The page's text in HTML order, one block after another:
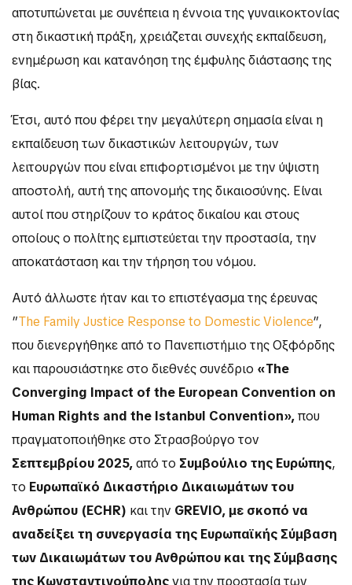
αποτυπώνεται με συνέπεια η έννοια της γυναικοκτονίας
στη δικαστική πράξη, χρειάζεται συνεχής εκπαίδευση,
ενημέρωση και κατανόηση της έμφυλης διάστασης της
βίας.
Έτσι, αυτό που φέρει την μεγαλύτερη σημασία είναι η
εκπαίδευση των δικαστικών λειτουργών, των
λειτουργών που είναι επιφορτισμένοι με την ύψιστη
αποστολή, αυτή της απονομής της δικαιοσύνης. Είναι
αυτοί που στηρίζουν το κράτος δικαίου και στους
οποίους ο πολίτης εμπιστεύεται την προστασία, την
αποκατάσταση και την τήρηση του νόμου.
Αυτό άλλωστε ήταν και το επιστέγασμα της έρευνας
”The Family Justice Response to Domestic Violence”,
που διενεργήθηκε από το Πανεπιστήμιο της Οξφόρδης
και παρουσιάστηκε στο διεθνές συνέδριο «The
Converging Impact of the European Convention on
Human Rights and the Istanbul Convention»,που
πραγματοποιήθηκε στο Στρασβούργο τον
Σεπτεμβρίου 2025,από το Συμβούλιο της Ευρώπης,
το Ευρωπαϊκό Δικαστήριο Δικαιωμάτων του
Ανθρώπου (ECHR) και την GREVIO, με σκοπό να
αναδείξει τη συνεργασία της Ευρωπαϊκής Σύμβαση
των Δικαιωμάτων του Ανθρώπου και της Σύμβασης